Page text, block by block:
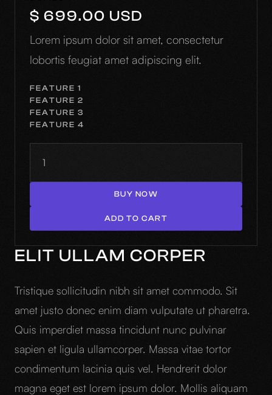
ELIT ULLAM CORPER
Tristique sollicitudin nibh sit amet commodo. Sit
amet justo donec enim diam vulputate ut pharetra.
Quis imperdiet massa tincidunt nunc pulvinar
sapien et ligula ullamcorper. Massa vitae tortor
condimentum lacinia quis vel. Hendrerit dolor
magna eget est lorem ipsum dolor. Mollis aliquam
$ 699.00 USD
Lorem ipsum dolor sit amet, consectetur
lobortis feugiat amet adipiscing elit.
FEATURE 1
FEATURE 2
FEATURE 3
FEATURE 4
BUY NOW